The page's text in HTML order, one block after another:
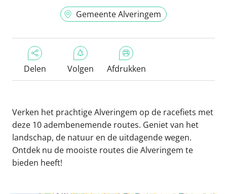
Gemeente Alveringem
Delen Volgen Afdrukken
Verken het prachtige Alveringem op de racefiets met
deze 10 adembenemende routes. Geniet van het
landschap, de natuur en de uitdagende wegen.
Ontdek nu de mooiste routes die Alveringem te
bieden heeft!